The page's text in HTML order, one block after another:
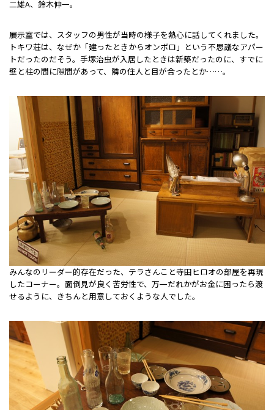
二雄A、鈴木伸一。
展示室では、スタッフの男性が当時の様子を熱心に話してくれました。
トキワ荘は、なぜか「建ったときからオンボロ」という不思議なアパー
トだったのだそう。手塚治虫が入居したときは新築だったのに、すでに
壁と柱の間に隙間があって、隣の住人と目が合ったとか……。
みんなのリーダー的存在だった、テラさんこと寺田ヒロオの部屋を再現
したコーナー。面倒見が良く苦労性で、万一だれかがお金に困ったら渡
せるように、きちんと用意しておくような人でした。